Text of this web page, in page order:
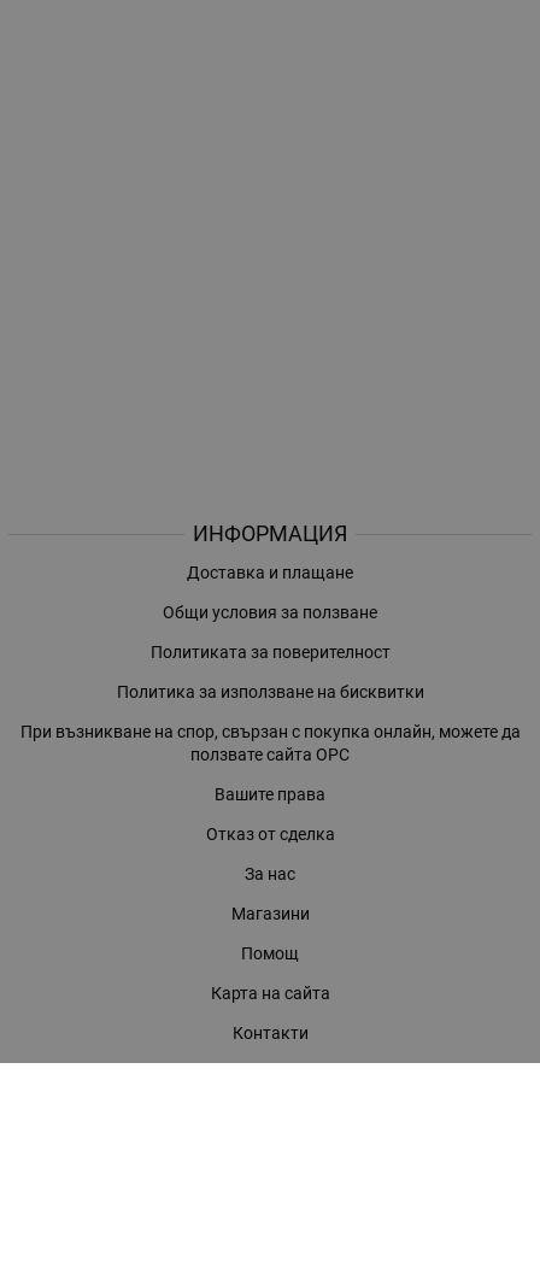
ИНФОРМАЦИЯ
Доставка и плащане
Общи условия за ползване
Политиката за поверителност
Политика за използване на бисквитки
При възникване на спор, свързан с покупка онлайн, можете да
ползвате сайта ОРС
Вашите права
Отказ от сделка
За нас
Магазини
Помощ
Карта на сайта
Контакти